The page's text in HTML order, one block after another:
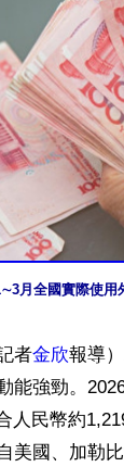
月全國實際使用
者金欣報導
能強勁。
人民幣約
美國、加勒